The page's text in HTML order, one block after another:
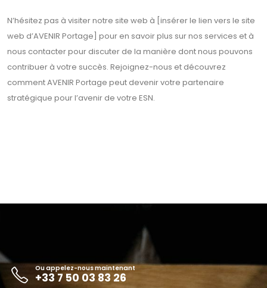
N’hésitez pas à visiter notre site web à [insérer le lien vers le site
web d’AVENIR Portage] pour en savoir plus sur nos services et à
nous contacter pour discuter de la manière dont nous pouvons
contribuer à votre succès. Rejoignez-nous et découvrez
comment AVENIR Portage peut devenir votre partenaire
stratégique pour l’avenir de votre ESN.
Ou appelez-nous maintenant
+33 7 50 03 83 26